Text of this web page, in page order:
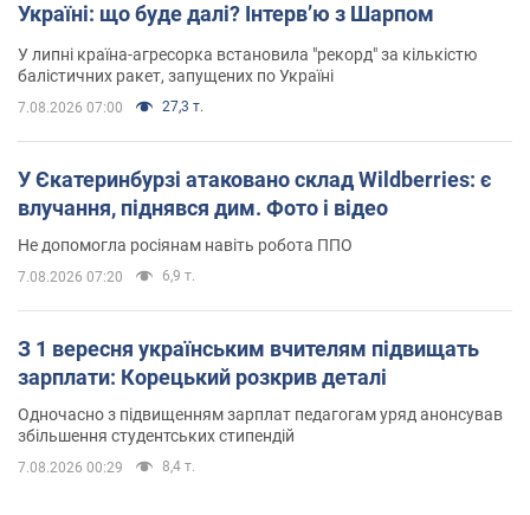
Україні: що буде далі? Інтерв’ю з Шарпом
У липні країна-агресорка встановила "рекорд" за кількістю
балістичних ракет, запущених по Україні
7.08.2026 07:00 27,3 т.
У Єкатеринбурзі атаковано склад Wildberries: є
влучання, піднявся дим. Фото і відео
Не допомогла росіянам навіть робота ППО
7.08.2026 07:20 6,9 т.
З 1 вересня українським вчителям підвищать
зарплати: Корецький розкрив деталі
Одночасно з підвищенням зарплат педагогам уряд анонсував
збільшення студентських стипендій
7.08.2026 00:29 8,4 т.